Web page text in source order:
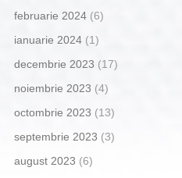
februarie 2024(6)
ianuarie 2024(1)
decembrie 2023 (17)
noiembrie 2023 (4)
octombrie 2023 (13)
septembrie 2023 (3)
august 2023 (6)